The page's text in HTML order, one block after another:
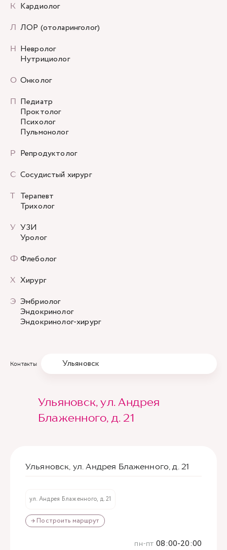
К Кардиолог
Л ЛОР (отоларинголог)
Н Невролог
Нутрициолог
О Онколог
П Педиатр
Проктолог
Психолог
Пульмонолог
Р Репродуктолог
С Сосудистый хирург
Т Терапевт
Трихолог
У УЗИ
Уролог
Ф Флеболог
Х Хирург
Э Эмбриолог
Эндокринолог
Эндокринолог-хирург
Контакты Ульяновск
Ульяновск, ул. Андрея
Блаженного, д. 21
Ульяновск, ул. Андрея Блаженного, д. 21
ул. Андрея Блаженного, д. 21
→ Построить маршрут
пн-пт 08:00-20:00